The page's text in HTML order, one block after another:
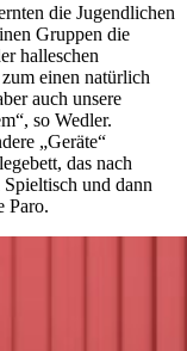
die Jugendlichen
Gruppen die
halleschen
einen natürlich
auch unsere
so Wedler.
„Geräte“
das nach
und dann
Paro.